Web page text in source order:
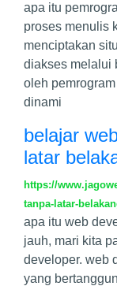
apa itu
proses menulis
menciptakan
diakses melalui
oleh
dinami
belajar
latar
https://
tanpa-latar-
apa itu web
jauh, mari kita
developer. web
yang